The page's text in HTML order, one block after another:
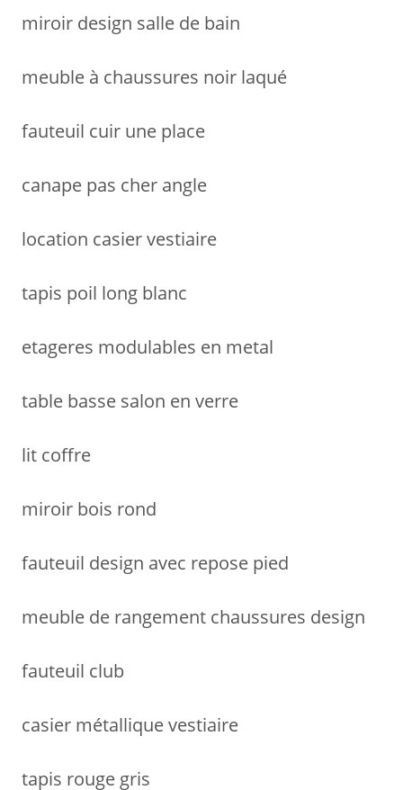
miroir design salle de bain
meuble à chaussures noir laqué
fauteuil cuir une place
canape pas cher angle
location casier vestiaire
tapis poil long blanc
etageres modulables en metal
table basse salon en verre
lit coffre
miroir bois rond
fauteuil design avec repose pied
meuble de rangement chaussures design
fauteuil club
casier métallique vestiaire
tapis rouge gris